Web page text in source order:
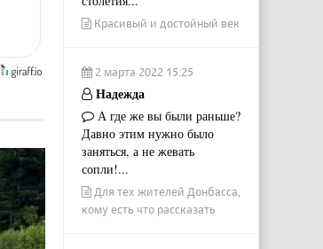
Красивый и достойный век
2 марта 2022 15:25
Надежда
А где же вы были раньше?
Давно этим нужно было
заняться, а не жевать
сопли!...
Для тех жителей Донбасса,
кому есть что рассказать